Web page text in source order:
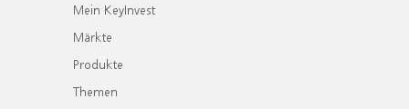
Mein KeyInvest
Märkte
Produkte
Themen